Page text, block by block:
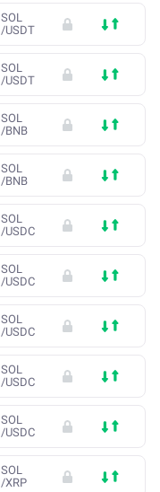
SOL
/USDT
SOL
/USDT
SOL
/BNB
SOL
/BNB
SOL
/USDC
SOL
/USDC
SOL
/USDC
SOL
/USDC
SOL
/USDC
SOL
/XRP